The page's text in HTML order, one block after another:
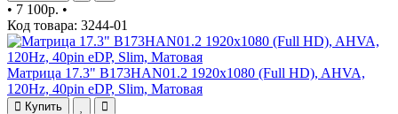
• 7 100р. •
Код товара: 3244-01
Матрица 17.3" B173HAN01.2 1920x1080 (Full HD), AHVA,
120Hz, 40pin eDP, Slim, Матовая
Купить